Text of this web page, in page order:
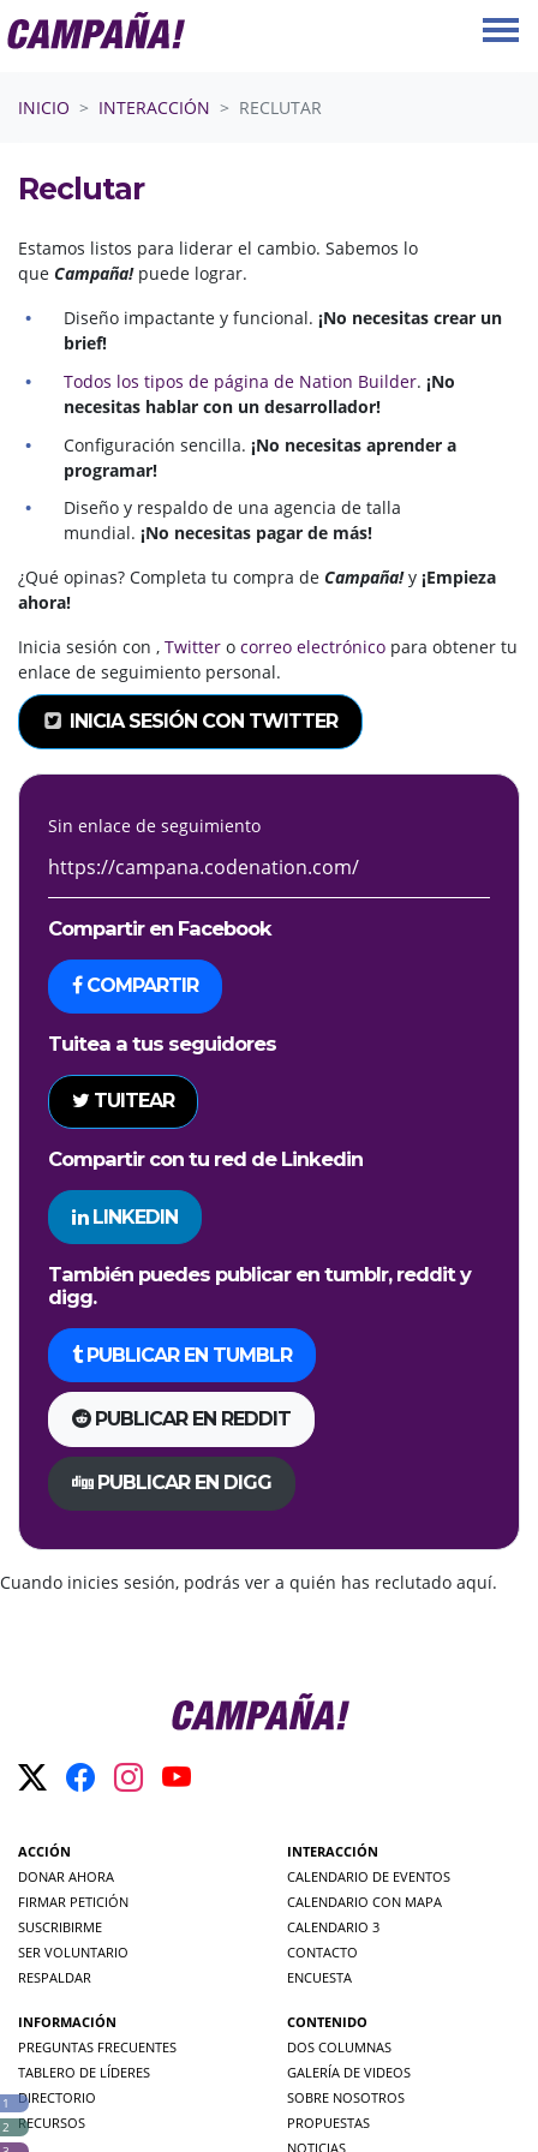
INICIO
INTERACCIÓN RECLUTAR
Reclutar
Estamos listos para liderar el cambio. Sabemos lo
que Campaña! puede lograr.
Diseño impactante y funcional.¡No necesitas crear un
brief!
Todos los tipos de página de Nation Builder.¡No
necesitas hablar con un desarrollador!
Configuración sencilla. ¡No necesitas aprender a
programar!
Diseño y respaldo de una agencia de talla
mundial.¡No necesitas pagar de más!
¿Qué opinas? Completa tu compra de Campaña!y ¡Empieza
ahora!
Inicia sesión con , Twitter o correo electrónico para obtener tu
enlace de seguimiento personal.
INICIA SESIÓN CON TWITTER
Sin enlace de seguimiento
Compartir en Facebook
COMPARTIR
Tuitea a tus seguidores
TUITEAR
Compartir con tu red de Linkedin
LINKEDIN
También puedes publicar en tumblr, reddit y
digg.
PUBLICAR EN TUMBLR
PUBLICAR EN REDDIT
PUBLICAR EN DIGG
Cuando inicies sesión, podrás ver a quién has reclutado aquí.
ACCIÓN
DONAR AHORA
FIRMAR PETICIÓN
SUSCRIBIRME
SER VOLUNTARIO
RESPALDAR
INTERACCIÓN
CALENDARIO DE EVENTOS
CALENDARIO CON MAPA
CALENDARIO 3
CONTACTO
ENCUESTA
INFORMACIÓN
PREGUNTAS FRECUENTES
TABLERO DE LÍDERES
DIRECTORIO
RECURSOS
CONTENIDO
DOS COLUMNAS
GALERÍA DE VIDEOS
SOBRE NOSOTROS
PROPUESTAS
NOTICIAS